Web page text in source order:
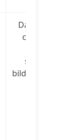
Daha
sonuçlar